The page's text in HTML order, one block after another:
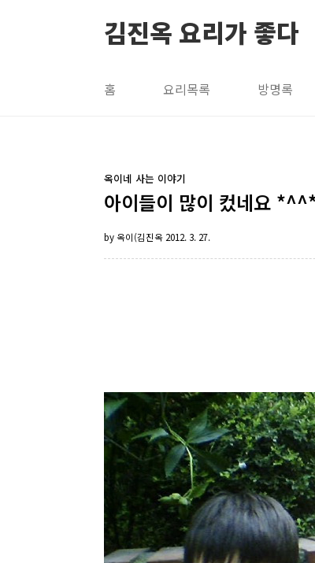
김진옥 요리가 좋다
홈 요리목록 방명록
옥이네 사는 이야기
아이들이 많이 컸네요
by 옥이(김진옥 2012. 3. 27.